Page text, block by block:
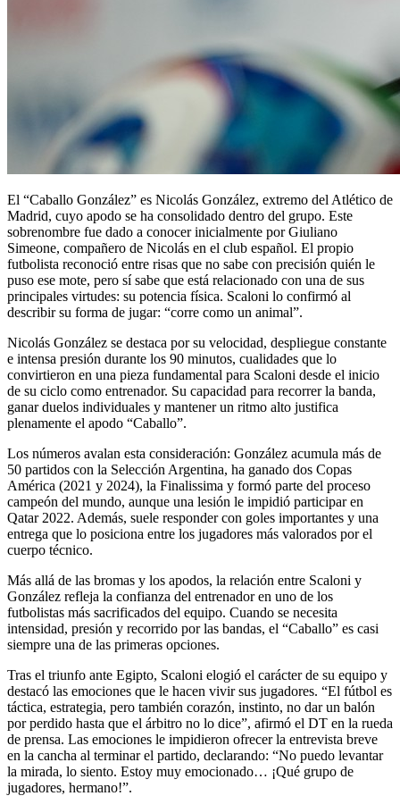
El “Caballo González” es Nicolás González, extremo del Atlético de
Madrid, cuyo apodo se ha consolidado dentro del grupo. Este
sobrenombre fue dado a conocer inicialmente por Giuliano
Simeone, compañero de Nicolás en el club español. El propio
futbolista reconoció entre risas que no sabe con precisión quién le
puso ese mote, pero sí sabe que está relacionado con una de sus
principales virtudes: su potencia física. Scaloni lo confirmó al
describir su forma de jugar: “corre como un animal”.
Nicolás González se destaca por su velocidad, despliegue constante
e intensa presión durante los 90 minutos, cualidades que lo
convirtieron en una pieza fundamental para Scaloni desde el inicio
de su ciclo como entrenador. Su capacidad para recorrer la banda,
ganar duelos individuales y mantener un ritmo alto justifica
plenamente el apodo “Caballo”.
Los números avalan esta consideración: González acumula más de
50 partidos con la Selección Argentina, ha ganado dos Copas
América (2021 y 2024), la Finalissima y formó parte del proceso
campeón del mundo, aunque una lesión le impidió participar en
Qatar 2022. Además, suele responder con goles importantes y una
entrega que lo posiciona entre los jugadores más valorados por el
cuerpo técnico.
Más allá de las bromas y los apodos, la relación entre Scaloni y
González refleja la confianza del entrenador en uno de los
futbolistas más sacrificados del equipo. Cuando se necesita
intensidad, presión y recorrido por las bandas, el “Caballo” es casi
siempre una de las primeras opciones.
Tras el triunfo ante Egipto, Scaloni elogió el carácter de su equipo y
destacó las emociones que le hacen vivir sus jugadores. “El fútbol es
táctica, estrategia, pero también corazón, instinto, no dar un balón
por perdido hasta que el árbitro no lo dice”, afirmó el DT en la rueda
de prensa. Las emociones le impidieron ofrecer la entrevista breve
en la cancha al terminar el partido, declarando: “No puedo levantar
la mirada, lo siento. Estoy muy emocionado… ¡Qué grupo de
jugadores, hermano!”.